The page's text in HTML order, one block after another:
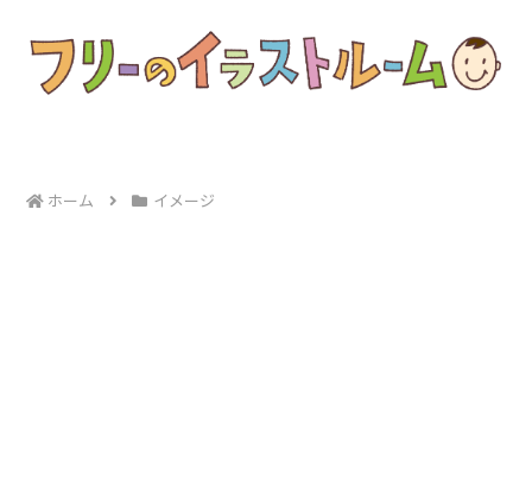
ホーム イメージ